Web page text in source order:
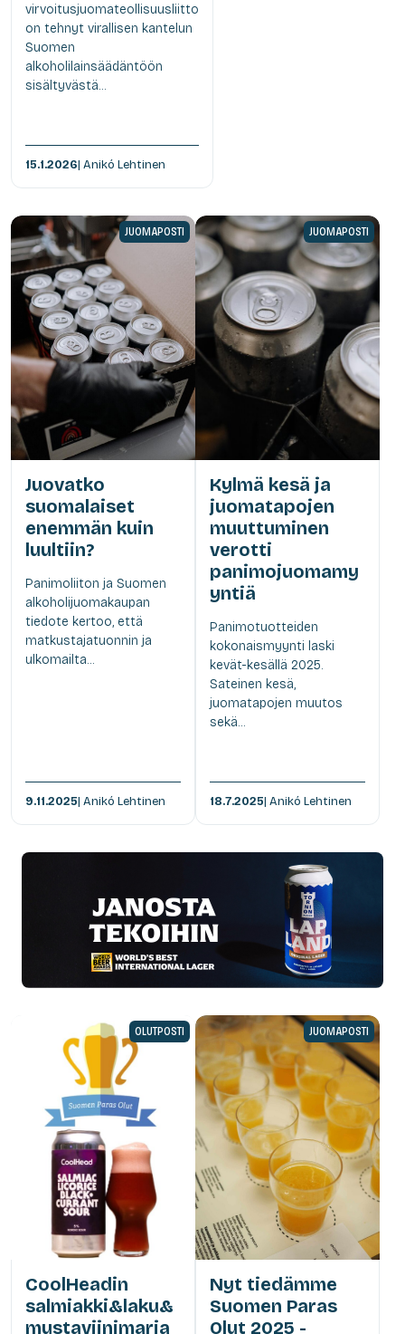
virvoitusjuomateollisuusliitto
on tehnyt virallisen kantelun
Suomen
alkoholilainsäädäntöön
sisältyvästä...
15.1.2026| Anikó Lehtinen
JUOMAPOSTI
Juovatko
suomalaiset
enemmän kuin
luultiin?
Panimoliiton ja Suomen
alkoholi­juomakaupan
tiedote kertoo, että
matkustajatuonnin ja
ulkomailta...
9.11.2025| Anikó Lehtinen
JUOMAPOSTI
Kylmä kesä ja
juomatapojen
muuttuminen
verotti
panimojuomamy
yntiä
Panimotuotteiden
kokonaismyynti laski
kevät-kesällä 2025.
Sateinen kesä,
juomatapojen muutos
sekä...
18.7.2025| Anikó Lehtinen
OLUTPOSTI
CoolHeadin
salmiakki&laku&
mustaviinimarja
JUOMAPOSTI
Nyt tiedämme
Suomen Paras
Olut 2025 -